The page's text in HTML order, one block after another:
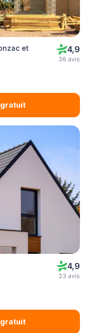
et
4,9
36 avis
4,9
23 avis